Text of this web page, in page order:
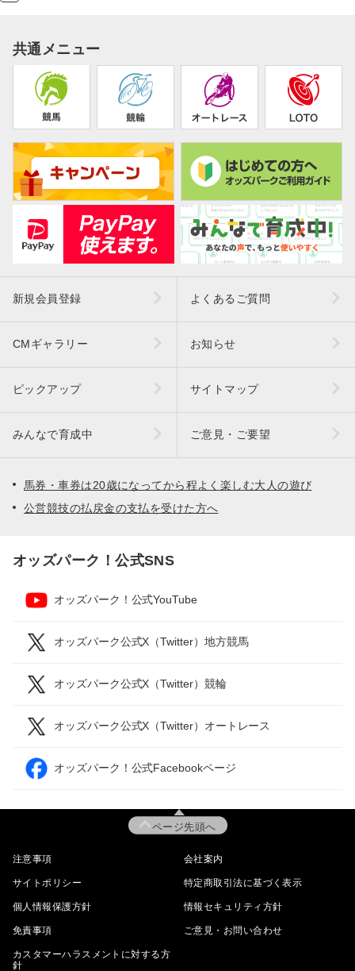
共通メニュー
新規会員登録 よくあるご質問
CMギャラリー お知らせ
ピックアップ サイトマップ
みんなで育成中 ご意見・ご要望
馬券・車券は20歳になってから程よく楽しむ大人の遊び
公営競技の払戻金の支払を受けた方へ
オッズパーク！公式SNS
オッズパーク！公式YouTube
オッズパーク公式X（Twitter）地方競馬
オッズパーク公式X（Twitter）競輪
オッズパーク公式X（Twitter）オートレース
オッズパーク！公式Facebookページ
ページ先頭へ
注意事項 会社案内
サイトポリシー 特定商取引法に基づく表示
個人情報保護方針 情報セキュリティ方針
免責事項 ご意見・お問い合わせ
カスタマーハラスメントに対する方
針